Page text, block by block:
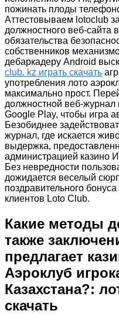
пожинать плоды
Аттестовываем lotoclub
должностного веб-сайта
обязательства
собственников
дебаркадеру Android
club. kz играть скачать
употребления лото
максимально прост.
должностной веб-журнал
Google Play, чтобы игра
Безобиднее
журнал, где искается
выдержка,
администрацией казино
Без невредности
дожидается веселый
поздравительного
клиентов Loto Club.
Какие методы
также
предлагает
Аэроклуб
Казахстана?:
скачать